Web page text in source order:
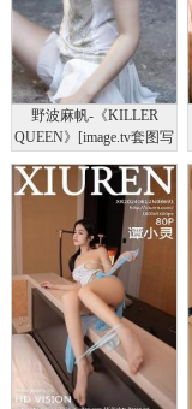
野波麻帆-《KILLER
QUEEN》[image.tv套图写